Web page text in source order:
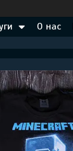
О нас